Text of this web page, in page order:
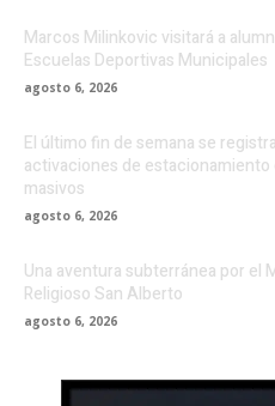
Marcos Milinkovic visitará a
Escuelas Deportivas Municipales
agosto 6, 2026
El último fin de semana se
activaciones de
masivos
agosto 6, 2026
Una aventura subterránea por el
Religioso San Alberto
agosto 6, 2026